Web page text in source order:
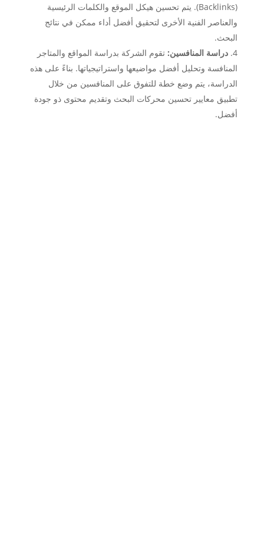
(Backlinks). يتم تحسين هيكل الموقع والكلمات الرئيسية
والعناصر الفنية الأخرى لتحقيق أفضل أداء ممكن في نتائج
البحث.
دراسة المنافسين: تقوم الشركة بدراسة المواقع والمتاجر
المنافسة وتحليل أفضل مواضيعها واستراتيجياتها. بناءً على هذه
الدراسة، يتم وضع خطة للتفوق على المنافسين من خلال
تطبيق معايير تحسين محركات البحث وتقديم محتوى ذو جودة
أفضل.